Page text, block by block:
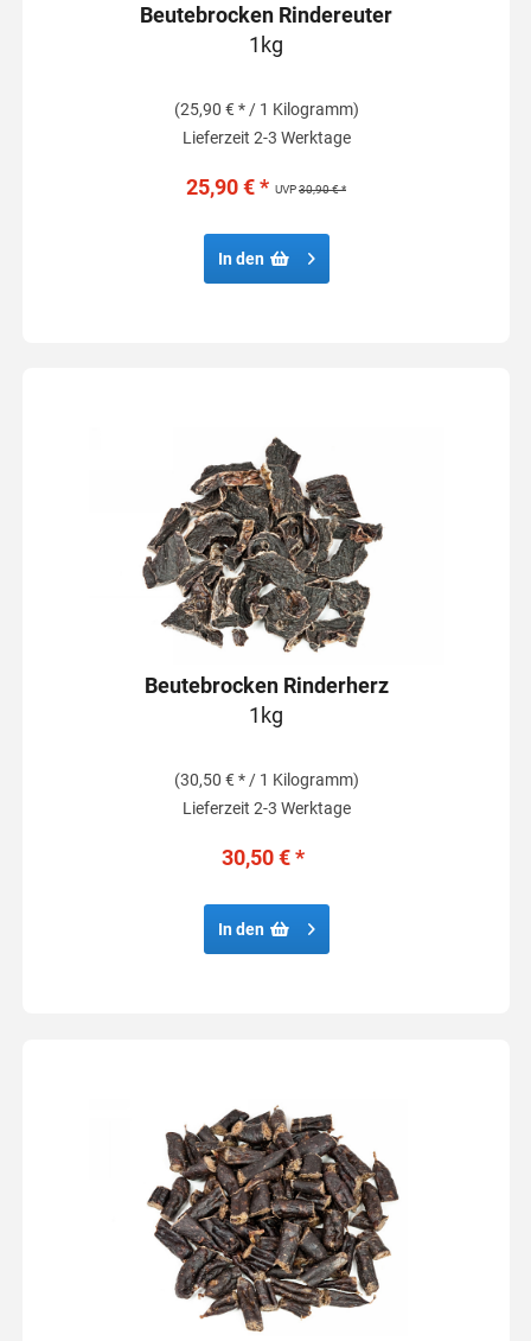
Beutebrocken Rindereuter
1kg
(25,90 € * / 1 Kilogramm)
Lieferzeit 2-3 Werktage
UVP30,90 € *
25,90 € *
In den
Beutebrocken Rinderherz
1kg
(30,50 € * / 1 Kilogramm)
Lieferzeit 2-3 Werktage
30,50 € *
In den